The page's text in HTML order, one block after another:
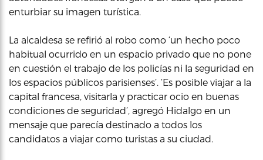
enturbiar su imagen turística.
La alcaldesa se refirió al robo como ‘un hecho poco
habitual ocurrido en un espacio privado que no pone
en cuestión el trabajo de los policías ni la seguridad en
los espacios públicos parisienses’. ‘Es posible viajar a la
capital francesa, visitarla y practicar ocio en buenas
condiciones de seguridad’, agregó Hidalgo en un
mensaje que parecía destinado a todos los
candidatos a viajar como turistas a su ciudad.